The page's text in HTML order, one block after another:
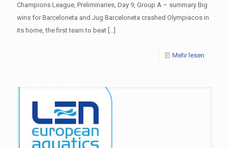
Champions League, Preliminaries, Day 9, Group A – summary Big
wins for Barceloneta and Jug Barceloneta crashed Olympiacos in
its home, the first team to beat
Mehr lesen